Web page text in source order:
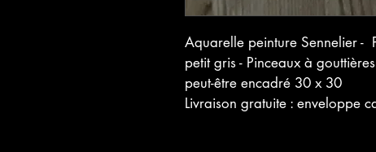
Aquarelle peinture Sennelier -
petit gris - Pinceaux à gouttières
peut-être encadré 30 x 30
Livraison gratuite : enveloppe